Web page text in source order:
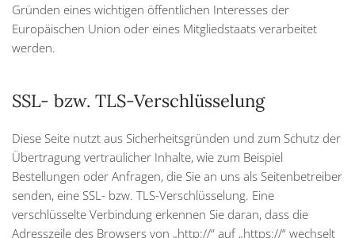
Gründen eines wichtigen öffentlichen Interesses der
Europäischen Union oder eines Mitgliedstaats verarbeitet
werden.
SSL- bzw. TLS-Verschlüsselung
Diese Seite nutzt aus Sicherheitsgründen und zum Schutz der
Übertragung vertraulicher Inhalte, wie zum Beispiel
Bestellungen oder Anfragen, die Sie an uns als Seitenbetreiber
senden, eine SSL- bzw. TLS-Verschlüsselung. Eine
verschlüsselte Verbindung erkennen Sie daran, dass die
Adresszeile des Browsers von „http://“ auf „https://“ wechselt